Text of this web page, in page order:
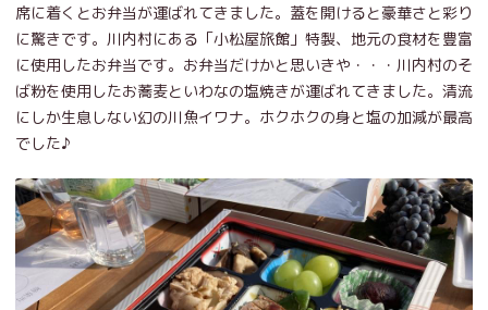
席に着くとお弁当が運ばれてきました。蓋を開けると豪華さと彩り
に驚きです。川内村にある「小松屋旅館」特製、地元の食材を豊富
に使用したお弁当です。お弁当だけかと思いきや・・・川内村のそ
ば粉を使用したお蕎麦といわなの塩焼きが運ばれてきました。清流
にしか生息しない幻の川魚イワナ。ホクホクの身と塩の加減が最高
でした♪